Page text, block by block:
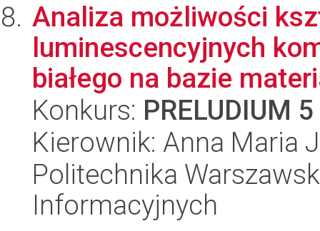
Analiza możliwości
luminescencyjnych
białego na bazie
Konkurs: PRELUDIUM 5
Kierownik: Anna Maria
Politechnika
Informacyjnych